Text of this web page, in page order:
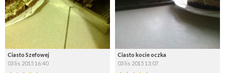
Ciasto Szefowej
03 lis 2015 16:40
Ciasto kocie oczka
03 lis 2015 13:07